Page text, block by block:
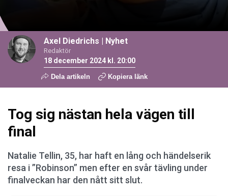
Axel Diedrichs | Nyhet
Redaktör
18 december 2024 kl. 20:00
Dela artikeln Kopiera länk
Tog sig nästan hela vägen till
final
Natalie Tellin, 35, har haft en lång och händelserik
resa i ”Robinson” men efter en svår tävling under
finalveckan har den nått sitt slut.